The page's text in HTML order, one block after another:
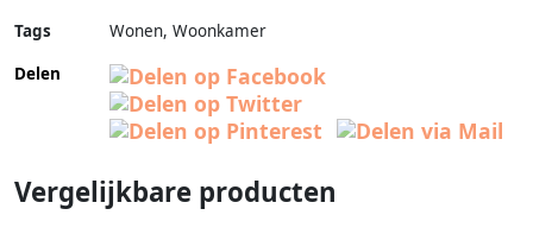
Tags
Wonen, Woonkamer
Delen
Vergelijkbare producten